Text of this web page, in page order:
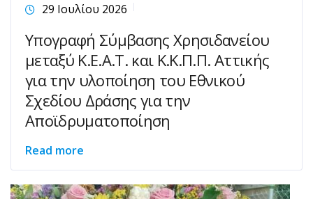
29 Ιουλίου 2026
Υπογραφή Σύμβασης Χρησιδανείου
μεταξύ Κ.Ε.Α.Τ. και Κ.Κ.Π.Π. Αττικής
για την υλοποίηση του Εθνικού
Σχεδίου Δράσης για την
Αποϊδρυματοποίηση
Read more